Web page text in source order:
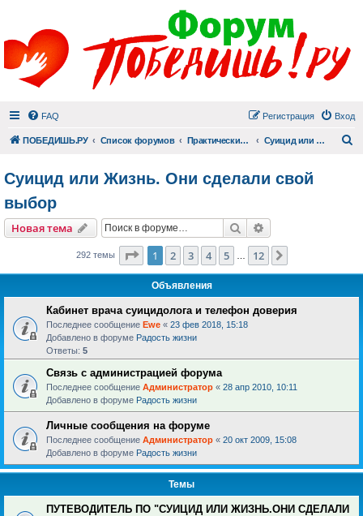
FAQ Вход
Регистрация
ПОБЕДИШЬ.РУ Список форумов Практический раздел Суицид или Жизнь. Они сделали свой выбор
Суицид или Жизнь. Они сделали свой
выбор
Новая тема Поиск
292 темы Страница из 12
1 2 3 4 5 12
Объявления
Кабинет врача суицидолога и телефон доверия
Последнее сообщение Ewe « 23 фев 2018, 15:18
Добавлено в форуме Радость жизни
Ответы: 5
Связь с администрацией форума
Последнее сообщение Администратор « 28 апр 2010, 10:11
Добавлено в форуме Радость жизни
Личные сообщения на форуме
Последнее сообщение Администратор « 20 окт 2009, 15:08
Добавлено в форуме Радость жизни
Темы
ПУТЕВОДИТЕЛЬ ПО "СУИЦИД ИЛИ ЖИЗНЬ.ОНИ СДЕЛАЛИ